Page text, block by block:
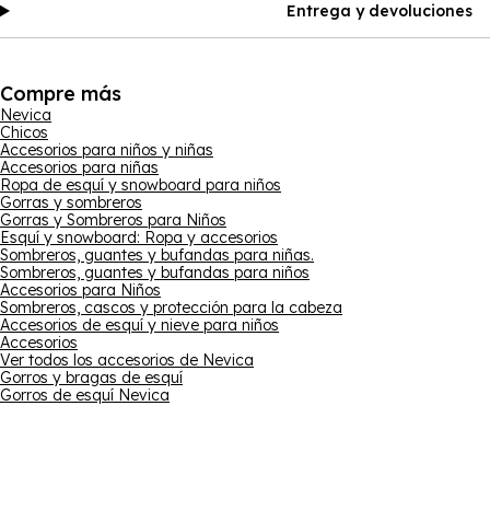
Entrega y devoluciones
Compre más
Nevica
Chicos
Accesorios para niños y niñas
Accesorios para niñas
Ropa de esquí y snowboard para niños
Gorras y sombreros
Gorras y Sombreros para Niños
Esquí y snowboard: Ropa y accesorios
Sombreros, guantes y bufandas para niñas.
Sombreros, guantes y bufandas para niños
Accesorios para Niños
Sombreros, cascos y protección para la cabeza
Accesorios de esquí y nieve para niños
Accesorios
Ver todos los accesorios de Nevica
Gorros y bragas de esquí
Gorros de esquí Nevica